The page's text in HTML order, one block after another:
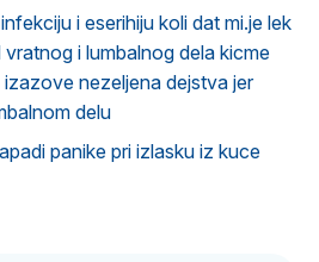
i eserihiju koli dat mi.je lek
i lumbalnog dela kicme
nezeljena dejstva jer
delu
panike pri izlasku iz kuce